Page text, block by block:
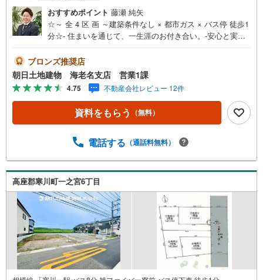
おすすめポイント 藤瀬 純矢
☆～ 全 4 区 画 ～建築条件なし × 都市ガス × バス停 徒歩1
分☆- 住まいを通じて、一生涯のお付き合い。-安心と実績
相模線 寒川駅まで、バス7分・バス停徒歩1分の立地☆2沿
線が交わる茅ヶ崎駅までは、バス24分でご利用可能です♪♯
建築条件なし＞＞建築条件ございませんので、お好きなハ
ウスメーカーで建築可能☆建物を建築されない、土地のみ
の方も大歓迎です♪♯都市ガス＞＞日々のランニングコスト
を抑えられる人気の都市ガスエリア☆ガスボンベの設置も
ブロンズ推奨店
朝日土地建物 海老名支店 営業1課
4.75 不動産会社レビュー 12件
資料をもらう （無料）
電話する （通話料無料）
高座郡寒川町一之宮6丁目